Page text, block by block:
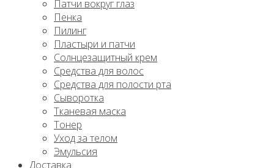
Патчи вокруг глаз
Пенка
Пилинг
Пластыри и патчи
Солнцезащитный крем
Средства для волос
Средства для полости рта
Сыворотка
Тканевая маска
Тонер
Уход за телом
Эмульсия
Доставка